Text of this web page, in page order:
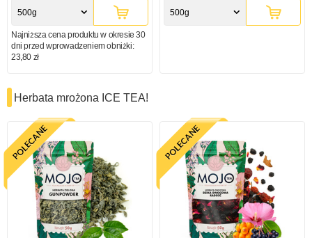
500g
Najniższa cena produktu w okresie 30
dni przed wprowadzeniem obniżki:
23,80 zł
500g
Herbata mrożona ICE TEA!